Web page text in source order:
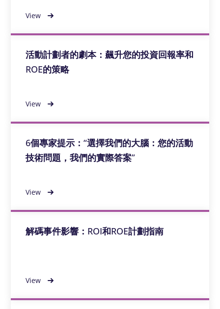
View
活動計劃者的劇本：飆升您的投資回報率和
ROE的策略
View
6個專家提示：“選擇我們的大腦：您的活動
技術問題，我們的實際答案”
View
解碼事件影響：ROI和ROE計劃指南
View